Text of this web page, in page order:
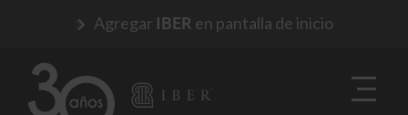
Agregar IBER en pantalla de inicio